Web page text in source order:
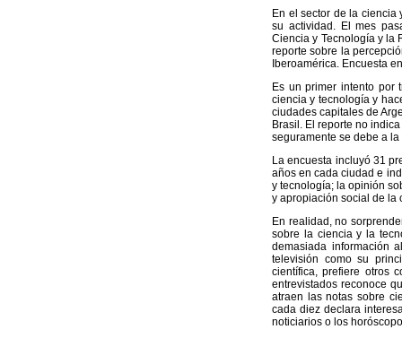
En el sector de la
su actividad. El mes
Ciencia y Tecnología y la
reporte sobre la
Iberoamérica. Encuesta
Es un primer intento por
ciencia y tecnología y
ciudades capitales de
Brasil. El reporte no
seguramente se debe a
La encuesta incluyó 31
años en cada ciudad e
y tecnología; la opinión
y apropiación social de la
En realidad, no
sobre la ciencia y la
demasiada información
televisión como su
científica, prefiere otros
entrevistados reconoce
atraen las notas sobre
cada diez declara
noticiarios o los